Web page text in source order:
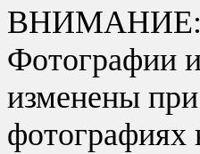
ВНИМАНИЕ:
Фотографии
изменены
фотографиях